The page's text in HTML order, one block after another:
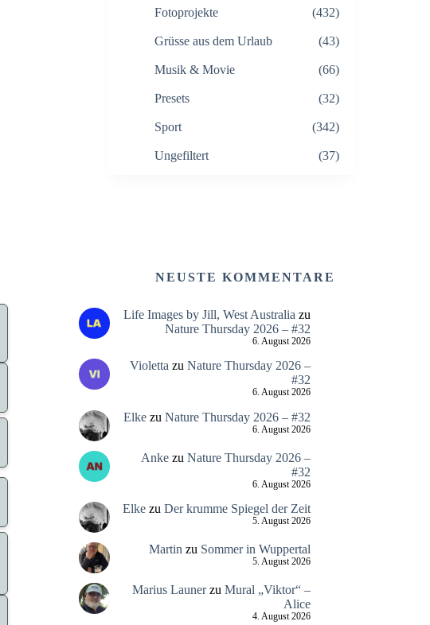
Fotoprojekte (432)
Grüsse aus dem Urlaub (43)
Musik & Movie (66)
Presets (32)
Sport (342)
Ungefiltert (37)
NEUSTE KOMMENTARE
Life Images by Jill, West Australia zu
Nature Thursday 2026 – #32
6. August 2026
Violetta zu Nature Thursday 2026 –
#32
6. August 2026
Elkezu Nature Thursday 2026 – #32
6. August 2026
Ankezu Nature Thursday 2026 –
#32
6. August 2026
Elkezu Der krumme Spiegel der Zeit
5. August 2026
Martin zu Sommer in Wuppertal
5. August 2026
Marius Launerzu Mural „Viktor“ –
Alice
4. August 2026